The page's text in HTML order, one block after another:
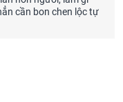
cần bon chen lộc tự